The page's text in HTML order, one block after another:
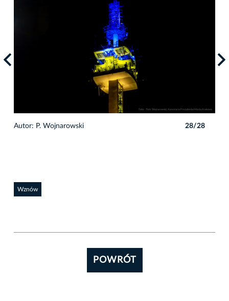
Autor: P. Wojnarowski 28/28
Wznów
POWRÓT